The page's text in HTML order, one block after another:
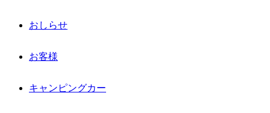
おしらせ
お客様
キャンピングカー